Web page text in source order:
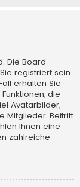
Die Board-
registriert sein
erhalten Sie
die
Avatarbilder,
Mitglieder, Beitritt
Ihnen eine
zahlreiche